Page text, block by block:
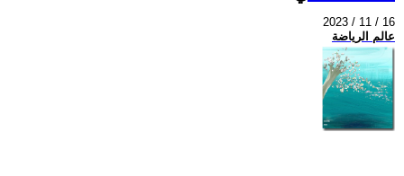
2023 / 11 / 16
عالم الرياضة